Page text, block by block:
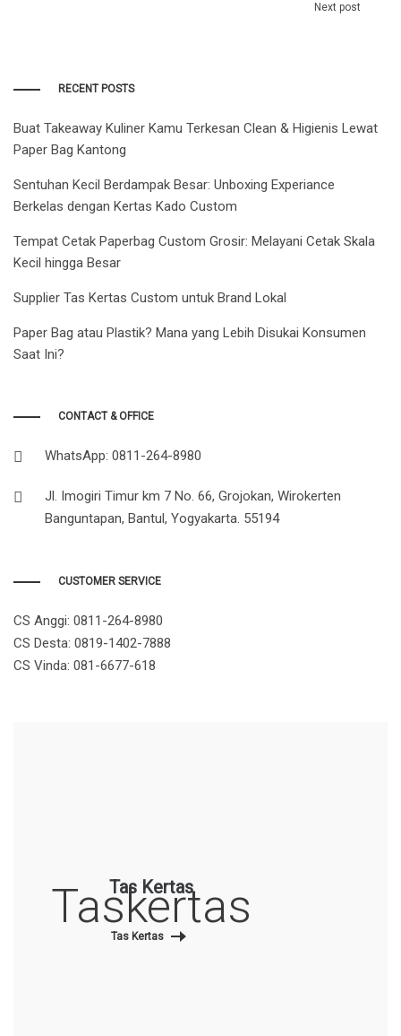
Next post
RECENT POSTS
Buat Takeaway Kuliner Kamu Terkesan Clean & Higienis Lewat
Paper Bag Kantong
Sentuhan Kecil Berdampak Besar: Unboxing Experiance
Berkelas dengan Kertas Kado Custom
Tempat Cetak Paperbag Custom Grosir: Melayani Cetak Skala
Kecil hingga Besar
Supplier Tas Kertas Custom untuk Brand Lokal
Paper Bag atau Plastik? Mana yang Lebih Disukai Konsumen
Saat Ini?
CONTACT & OFFICE
WhatsApp: 0811-264-8980
Jl. Imogiri Timur km 7 No. 66, Grojokan, Wirokerten
Banguntapan, Bantul, Yogyakarta. 55194
CUSTOMER SERVICE
CS Anggi: 0811-264-8980
CS Desta: 0819-1402-7888
CS Vinda: 081-6677-618
Tas Kertas
Taskertas
Tas Kertas